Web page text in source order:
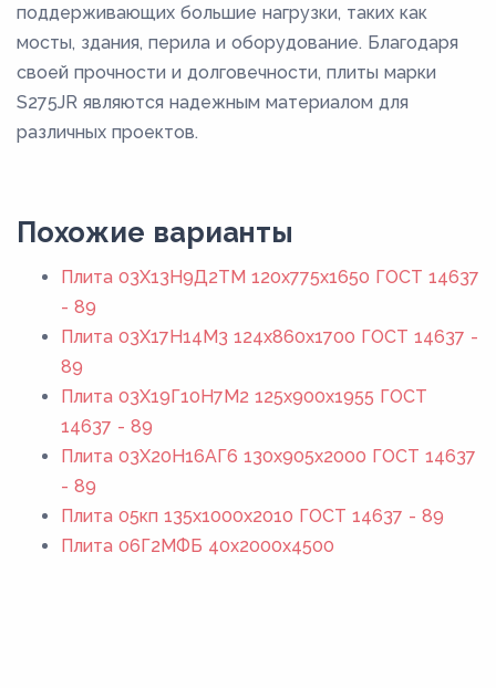
поддерживающих большие нагрузки, таких как
мосты, здания, перила и оборудование. Благодаря
своей прочности и долговечности, плиты марки
S275JR являются надежным материалом для
различных проектов.
Похожие варианты
Плита 03Х13Н9Д2ТМ 120x775x1650 ГОСТ 14637
- 89
Плита 03Х17Н14М3 124x860x1700 ГОСТ 14637 -
89
Плита 03Х19Г10Н7М2 125x900x1955 ГОСТ
14637 - 89
Плита 03Х20Н16АГ6 130x905x2000 ГОСТ 14637
- 89
Плита 05кп 135x1000x2010 ГОСТ 14637 - 89
Плита 06Г2МФБ 40x2000x4500